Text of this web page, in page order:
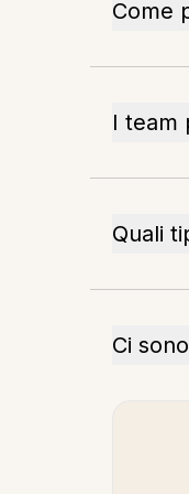
Come
I team
Quali
Ci